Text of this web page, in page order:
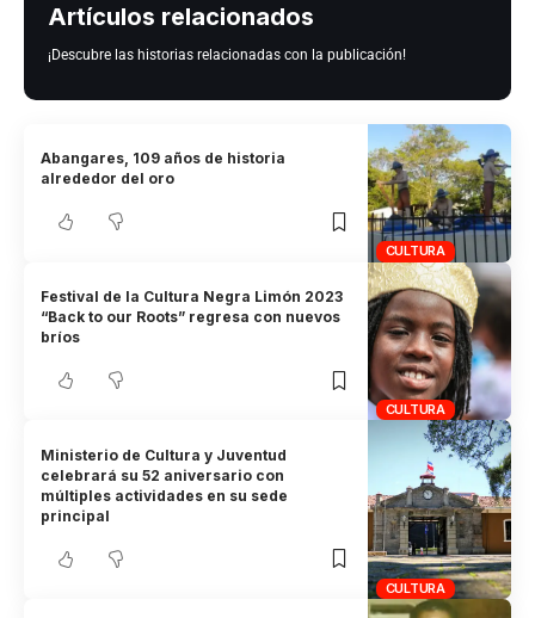
Artículos relacionados
¡Descubre las historias relacionadas con la publicación!
CULTURA
Abangares, 109 años de historia
alrededor del oro
CULTURA
Festival de la Cultura Negra Limón 2023
“Back to our Roots” regresa con nuevos
bríos
CULTURA
Ministerio de Cultura y Juventud
celebrará su 52 aniversario con
múltiples actividades en su sede
principal